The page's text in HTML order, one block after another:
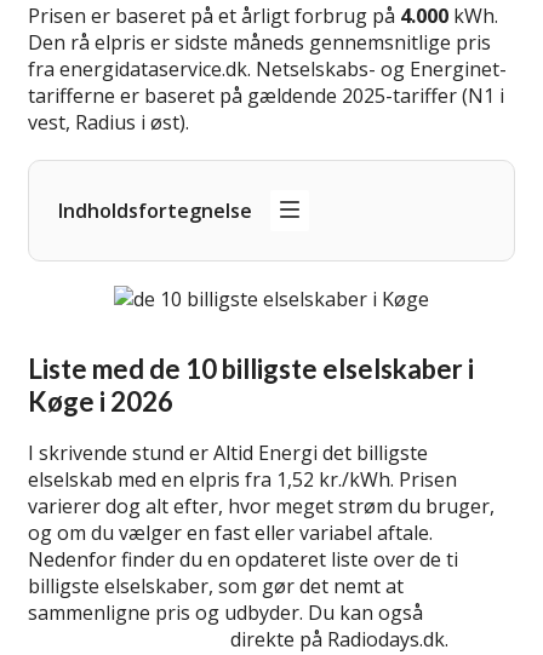
Prisen er baseret på et årligt forbrug på 4.000 kWh.
Den rå elpris er sidste måneds gennemsnitlige pris
fra energidataservice.dk. Netselskabs- og Energinet-
tarifferne er baseret på gældende 2025-tariffer (N1 i
vest, Radius i øst).
Indholdsfortegnelse
Liste med de 10 billigste elselskaber i
Køge i 2026
I skrivende stund er Altid Energi det billigste
elselskab med en elpris fra 1,52 kr./kWh. Prisen
varierer dog alt efter, hvor meget strøm du bruger,
og om du vælger en fast eller variabel aftale.
Nedenfor finder du en opdateret liste over de ti
billigste elselskaber, som gør det nemt at
sammenligne pris og udbyder. Du kan også
direkte på Radiodays.dk.